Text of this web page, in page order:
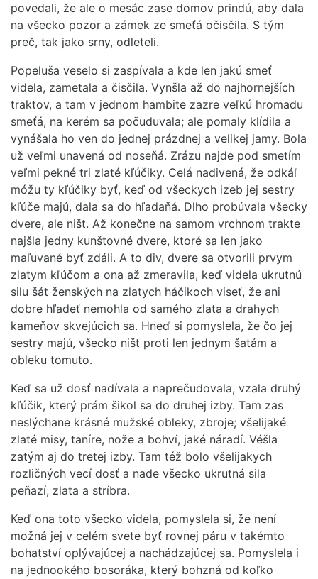
povedali, že ale o mesác zase domov prindú, aby dala
na všecko pozor a zámek ze smeťá očisčila. S tým
preč, tak jako srny, odleteli.
Popeluša veselo si zaspívala a kde len jakú smeť
videla, zametala a čisčila. Vynšla až do najhornejších
traktov, a tam v jednom hambite zazre veľkú hromadu
smeťá, na kerém sa počuduvala; ale pomaly klídila a
vynášala ho ven do jednej prázdnej a velikej jamy. Bola
už veľmi unavená od noseňá. Zrázu najde pod smetím
veľmi pekné tri zlaté kľúčiky. Celá nadivená, že odkáľ
móžu ty kľúčiky byť, keď od všeckych izeb jej sestry
kľúče majú, dala sa do hľadaňá. Dlho probúvala všecky
dvere, ale ništ. Až konečne na samom vrchnom trakte
najšla jedny kunštovné dvere, ktoré sa len jako
maľuvané byť zdáli. A to div, dvere sa otvorili prvym
zlatym kľúčom a ona až zmeravila, keď videla ukrutnú
silu šát ženských na zlatych háčikoch viseť, že ani
dobre hľadeť nemohla od samého zlata a drahych
kameňov skvejúcich sa. Hneď si pomyslela, že čo jej
sestry majú, všecko ništ proti len jednym šatám a
obleku tomuto.
Keď sa už dosť nadívala a naprečudovala, vzala druhý
kľúčik, který prám šikol sa do druhej izby. Tam zas
neslýchane krásné mužské obleky, zbroje; všelijaké
zlaté misy, taníre, nože a bohví, jaké náradí. Véšla
zatým aj do tretej izby. Tam též bolo všelijakych
rozličných vecí dosť a nade všecko ukrutná sila
peňazí, zlata a stríbra.
Keď ona toto všecko videla, pomyslela si, že není
možná jej v celém svete byť rovnej páru v takémto
bohatství oplývajúcej a nachádzajúcej sa. Pomyslela i
na jednookého bosoráka, který bohzná od koľko